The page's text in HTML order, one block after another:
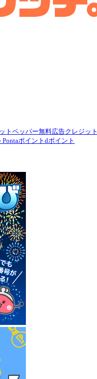
トペッパー無料広告クレジッ
Pontaポイント dポイント